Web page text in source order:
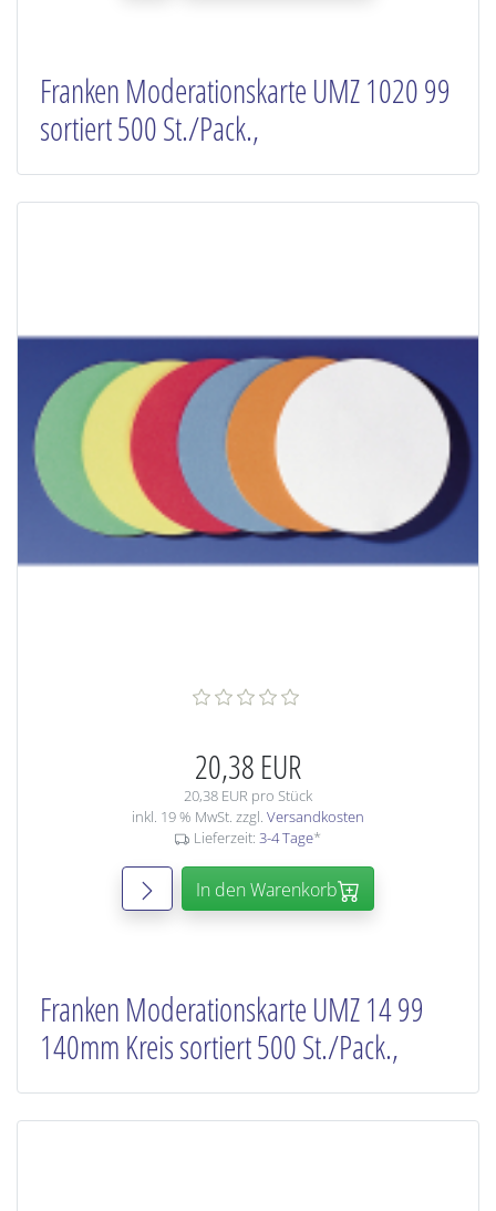
Franken Moderationskarte UMZ 1020 99
sortiert 500 St./Pack.,
20,38 EUR
20,38 EUR pro Stück
inkl. 19 % MwSt. zzgl. Versandkosten
Lieferzeit: 3-4 Tage*
In den Warenkorb
Franken Moderationskarte UMZ 14 99
140mm Kreis sortiert 500 St./Pack.,